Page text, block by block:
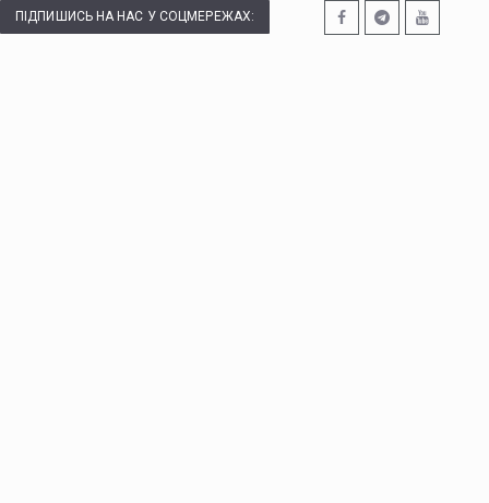
ПІДПИШИСЬ НА НАС У СОЦМЕРЕЖАХ: